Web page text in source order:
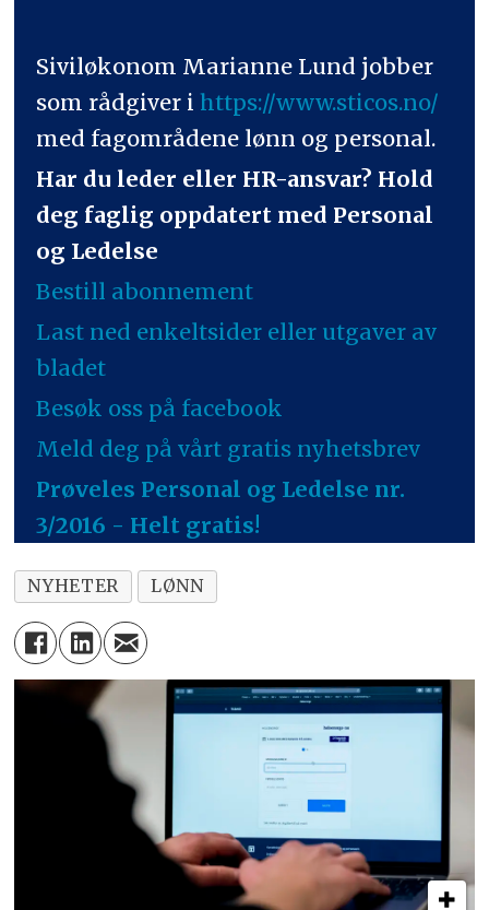
Siviløkonom Marianne Lund jobber
som rådgiver i https://www.sticos.no/
med fagområdene lønn og personal.
Har du leder eller HR-ansvar? Hold
deg faglig oppdatert med Personal
og Ledelse
Bestill abonnement
Last ned enkeltsider eller utgaver av
bladet
Besøk oss på facebook
Meld deg på vårt gratis nyhetsbrev
Prøveles Personal og Ledelse nr.
3/2016 - Helt gratis!
NYHETER LØNN